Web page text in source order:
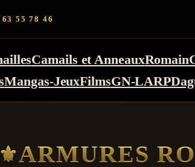
63 55 78 46
Camails et AnneauxRomain
Mangas-JeuxFilmsGN-LARP
ARMURES